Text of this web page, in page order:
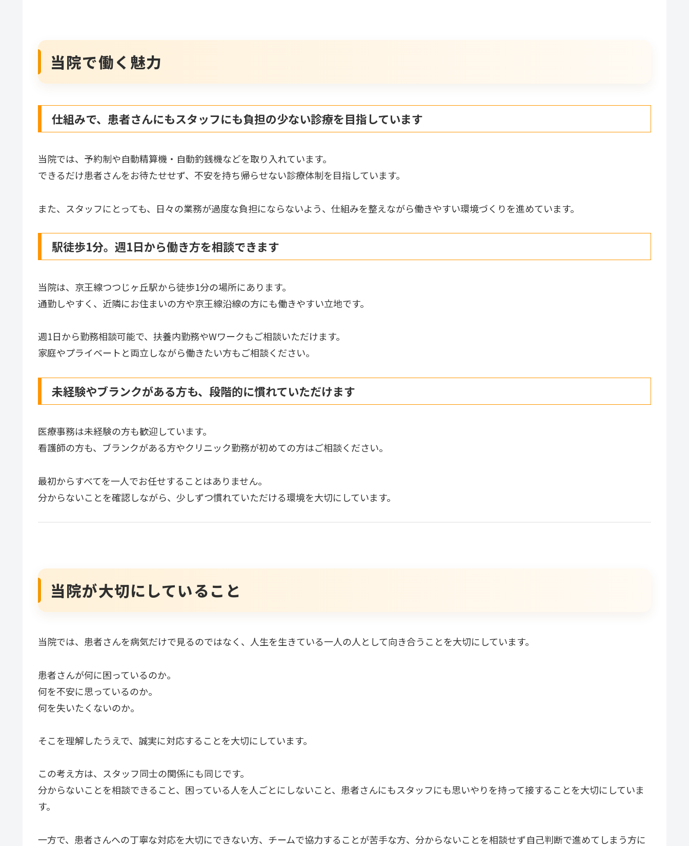
当院で働く魅力
仕組みで、患者さんにもスタッフにも負担の少ない診療を目指しています
当院では、予約制や自動精算機・自動釣銭機などを取り入れています。
できるだけ患者さんをお待たせせず、不安を持ち帰らせない診療体制を目指しています。
また、スタッフにとっても、日々の業務が過度な負担にならないよう、仕組みを整えながら働きやすい環境づくりを進めています。
駅徒歩1分。週1日から働き方を相談できます
当院は、京王線つつじヶ丘駅から徒歩1分の場所にあります。
通勤しやすく、近隣にお住まいの方や京王線沿線の方にも働きやすい立地です。
週1日から勤務相談可能で、扶養内勤務やWワークもご相談いただけます。
家庭やプライベートと両立しながら働きたい方もご相談ください。
未経験やブランクがある方も、段階的に慣れていただけます
医療事務は未経験の方も歓迎しています。
看護師の方も、ブランクがある方やクリニック勤務が初めての方はご相談ください。
最初からすべてを一人でお任せすることはありません。
分からないことを確認しながら、少しずつ慣れていただける環境を大切にしています。
当院が大切にしていること
当院では、患者さんを病気だけで見るのではなく、人生を生きている一人の人として向き合うことを大切にしています。
患者さんが何に困っているのか。
何を不安に思っているのか。
何を失いたくないのか。
そこを理解したうえで、誠実に対応することを大切にしています。
この考え方は、スタッフ同士の関係にも同じです。
分からないことを相談できること、困っている人を人ごとにしないこと、患者さんにもスタッフにも思いやりを持って接することを大切にしていま
す。
一方で、患者さんへの丁寧な対応を大切にできない方、チームで協力することが苦手な方、分からないことを相談せず自己判断で進めてしまう方に